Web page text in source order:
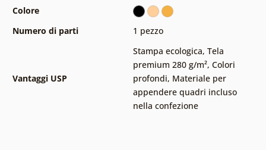
Colore
Numero di parti
1 pezzo
Vantaggi USP
Stampa ecologica, Tela
premium 280 g/m², Colori
profondi, Materiale per
appendere quadri incluso
nella confezione